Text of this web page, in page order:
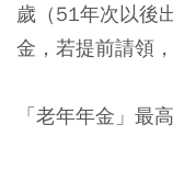
歲（51年次以後
金，若提前請領
「老年年金」最